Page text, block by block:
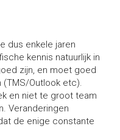
dus enkele jaren
kennis natuurlijk in
zijn, en moet goed
Outlook etc).
en niet te groot team
Veranderingen
de enige constante